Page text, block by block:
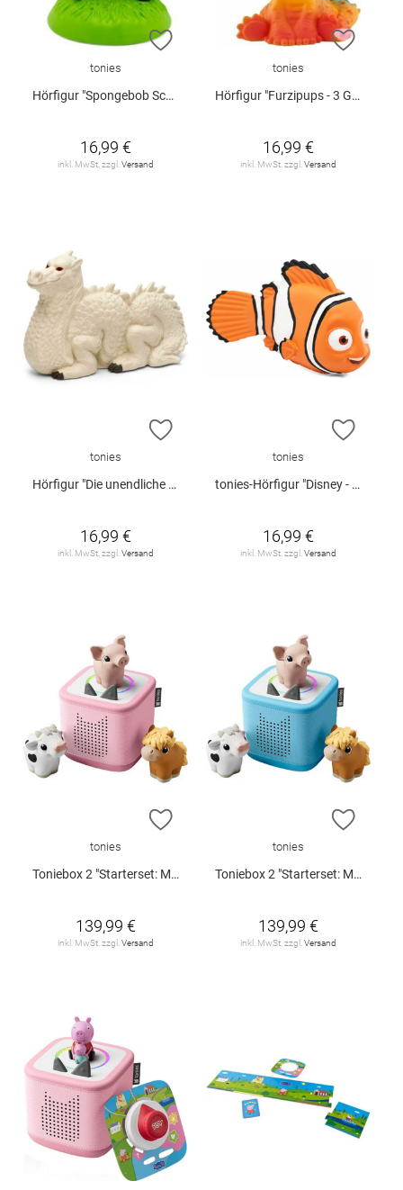
ZUR WUNSCHLISTE HINZUFÜGEN
tonies
Hörfigur "Spongebob Schwammkopf - Der ferngesteuerte Fahrschüler und weitere Abenteuer"
16,99 €
inkl. MwSt. zzgl. Versand
ZUR
tonies
Hörfigur "Furzipups - 3 Geschichten und 6 Songs"
16,99 €
inkl. MwSt. zzgl. Versand
ZUR WUNSCHLISTE HINZUFÜGEN
tonies
Hörfigur "Die unendliche Geschichte" (Teil 1)
16,99 €
inkl. MwSt. zzgl.Versand
ZUR
tonies
tonies-Hörfigur "Disney - Findet Nemo"
16,99 €
inkl. MwSt. zzgl.Versand
ZUR WUNSCHLISTE HINZUFÜGEN
tonies
Toniebox 2 "Starterset: My First Tonies Bauernhof" (Rosa)
139,99 €
inkl. MwSt. zzgl.Versand
ZUR
tonies
Toniebox 2 "Starterset: My First Tonies Bauernhof" (Himmelblau)
139,99 €
inkl. MwSt. zzgl.Versand